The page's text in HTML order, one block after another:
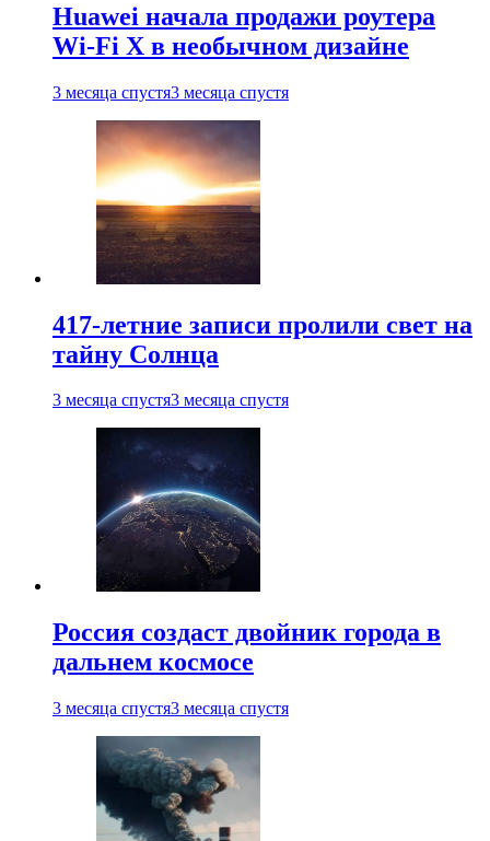
Huawei начала продажи роутера
Wi-Fi X в необычном дизайне
3 месяца спустя3 месяца спустя
417-летние записи пролили свет на
тайну Солнца
3 месяца спустя3 месяца спустя
Россия создаст двойник города в
дальнем космосе
3 месяца спустя3 месяца спустя